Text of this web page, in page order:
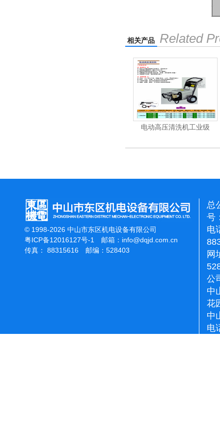
相关产品 Related
电动高压清洗机工业级
© 1998-2026 中山市东区机电设备有限公司
粤ICP备12016127号-1
邮箱： info@dqjd.com.cn
传真： 88315616 邮编：528403
总
号
电
网
公
中
花
中
电